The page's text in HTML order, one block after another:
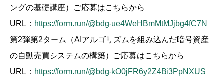
ングの基礎講座）ご応募はこちらから
URL： https://form.run/@bdg-ue4WeHBmMtMJjbg4fC7N
第2弾第2ターム（AIアルゴリズムを組み込んだ暗号資産
の自動売買システムの構築）ご応募はこちらから
URL： https://form.run/@bdg-kO0jFR6y2Z4Bi3PpNXUS